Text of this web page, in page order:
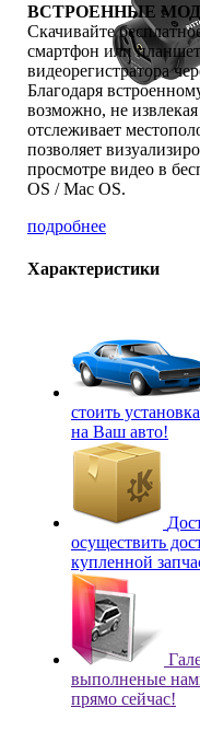
ВСТРОЕННЫЕ
Скачивайте
смартфон или
видеорегистратора
Благодаря
возможно, не
отслеживает
позволяет
просмотре видео в
OS / Mac OS.
подробнее
Характеристики
стоить установка
на Ваш авто!
осуществить
купленной
выполненые
прямо сейчас!